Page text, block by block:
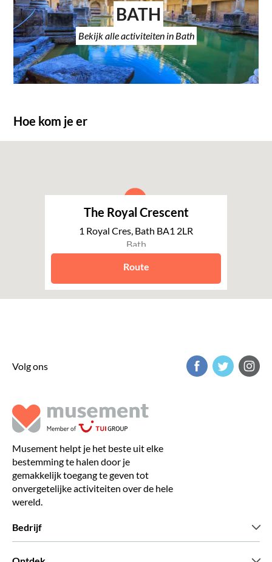
BATH
Bekijk alle activiteiten in Bath
Hoe kom je er
The Royal Crescent
1 Royal Cres, Bath BA1 2LR
Bath
Route
Volg ons
Musement helpt je het beste uit elke
bestemming te halen door je
gemakkelijk toegang te geven tot
onvergetelijke activiteiten over de hele
wereld.
Bedrijf